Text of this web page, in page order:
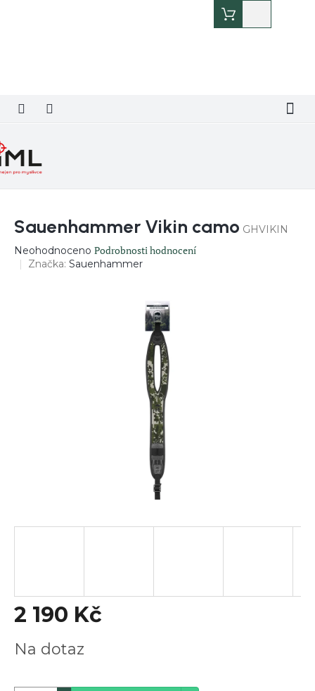
košík
Sauenhammer Vikin camo GHVIKIN
Průměrné
hodnocení
Neohodnoceno Podrobnosti hodnocení
Značka: Sauenhammer
2 190 Kč
cena:
Na dotaz